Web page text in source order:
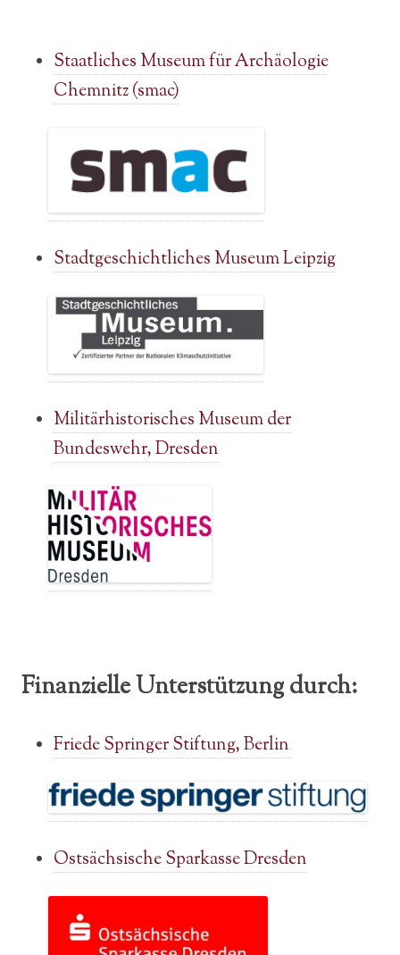
Staatliches Museum für Archäologie
Chemnitz (smac)
Stadtgeschichtliches Museum Leipzig
Militärhistorisches Museum der
Bundeswehr, Dresden
Finanzielle Unterstützung durch:
Friede Springer Stiftung, Berlin
Ostsächsische Sparkasse Dresden